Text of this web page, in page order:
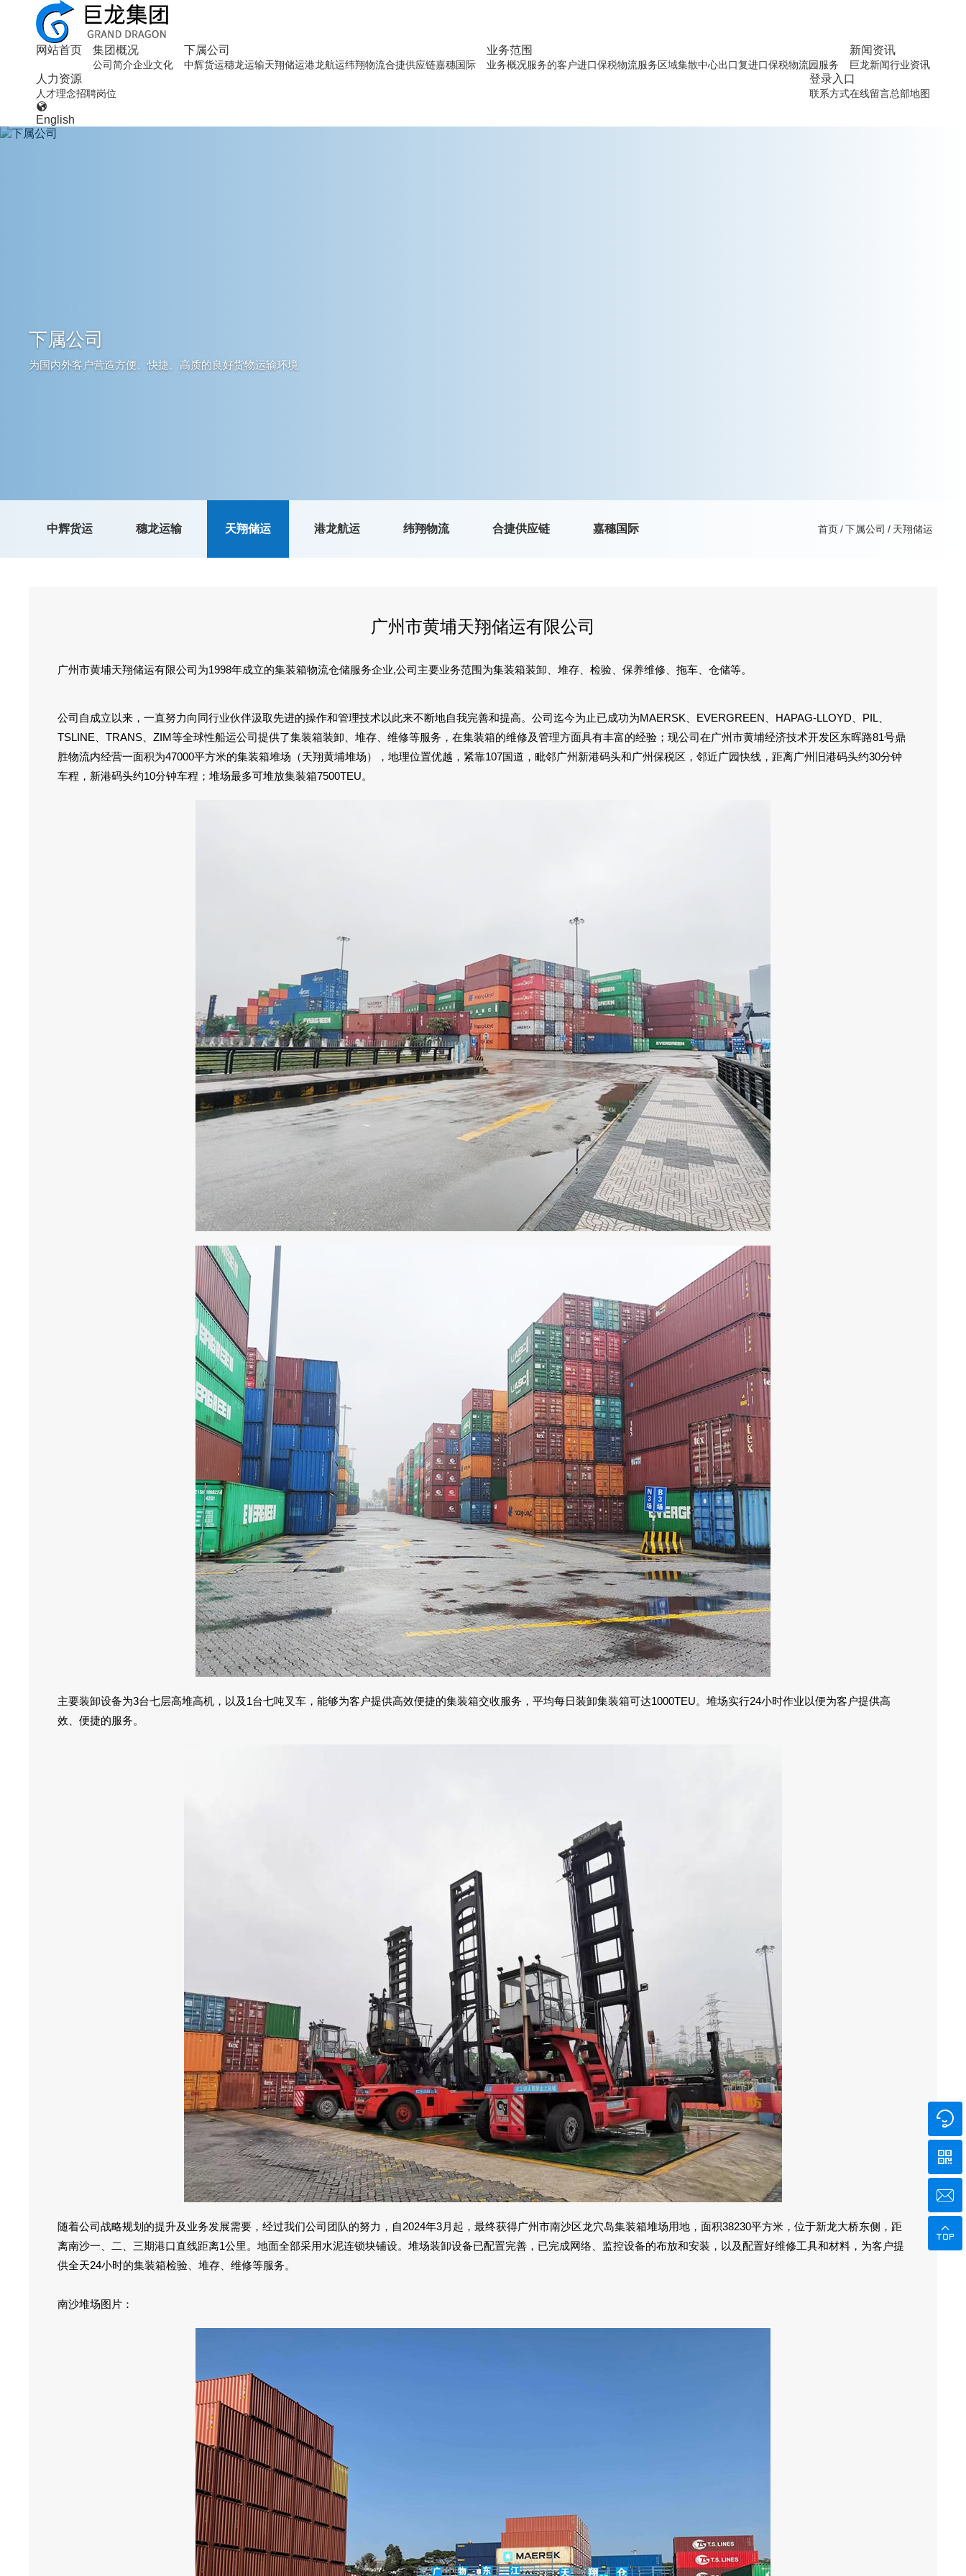
网站首页 集团概况
公司简介企业文化
下属公司
中辉货运穗龙运输天翔储运港龙航运纬翔物流合捷供应链嘉穗国际
业务范围
业务概况服务的客户进口保税物流服务区域集散中心出口复进口保税物流园服务
新闻资讯
巨龙新闻行业资讯
人力资源
人才理念招聘岗位
登录入口
联系方式在线留言总部地图

English
下属公司
为国内外客户营造方便、快捷、高质的良好货物运输环境
中辉货运 穗龙运输 天翔储运 港龙航运 纬翔物流 合捷供应链 嘉穗国际 首页 / 下属公司 / 天翔储运
广州市黄埔天翔储运有限公司
广州市黄埔天翔储运有限公司为1998年成立的集装箱物流仓储服务企业,公司主要业务范围为集装箱装卸、堆存、检验、保养维修、拖车、仓储等。
公司自成立以来，一直努力向同行业伙伴汲取先进的操作和管理技术以此来不断地自我完善和提高。公司迄今为止已成功为MAERSK、EVERGREEN、HAPAG-LLOYD、PIL、
TSLINE、TRANS、ZIM等全球性船运公司提供了集装箱装卸、堆存、维修等服务，在集装箱的维修及管理方面具有丰富的经验；现公司在广州市黄埔经济技术开发区东晖路81号鼎
胜物流内经营一面积为47000平方米的集装箱堆场（天翔黄埔堆场），地理位置优越，紧靠107国道，毗邻广州新港码头和广州保税区，邻近广园快线，距离广州旧港码头约30分钟
车程，新港码头约10分钟车程；堆场最多可堆放集装箱7500TEU。
主要装卸设备为3台七层高堆高机，以及1台七吨叉车，能够为客户提供高效便捷的集装箱交收服务，平均每日装卸集装箱可达1000TEU。堆场实行24小时作业以便为客户提供高
效、便捷的服务。
随着公司战略规划的提升及业务发展需要，经过我们公司团队的努力，自2024年3月起，最终获得广州市南沙区龙穴岛集装箱堆场用地，面积38230平方米，位于新龙大桥东侧，距
离南沙一、二、三期港口直线距离1公里。地面全部采用水泥连锁块铺设。堆场装卸设备已配置完善，已完成网络、监控设备的布放和安装，以及配置好维修工具和材料，为客户提
供全天24小时的集装箱检验、堆存、维修等服务。
南沙堆场图片：



